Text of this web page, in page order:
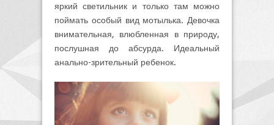
яркий светильник и только там можно
поймать особый вид мотылька. Девочка
внимательная, влюбленная в природу,
послушная до абсурда. Идеальный
анально-зрительный ребенок.